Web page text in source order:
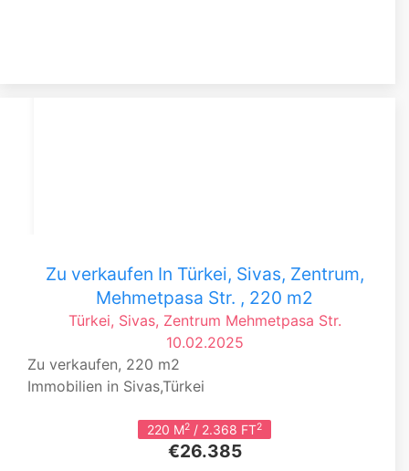
Zu verkaufen In Türkei, Sivas, Zentrum,
Mehmetpasa Str. , 220 m2
Türkei, Sivas, Zentrum Mehmetpasa Str.
10.02.2025
Zu verkaufen, 220 m2
Immobilien in Sivas,Türkei
220 M2 / 2.368 FT2
€26.385